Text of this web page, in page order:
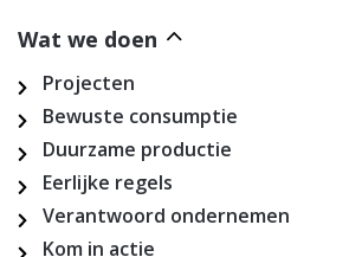
Wat we doen
Projecten
Bewuste consumptie
Duurzame productie
Eerlijke regels
Verantwoord ondernemen
Kom in actie